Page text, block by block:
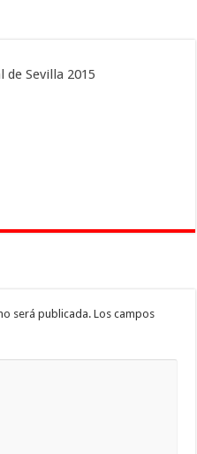
de Sevilla 2015
será publicada. Los campos